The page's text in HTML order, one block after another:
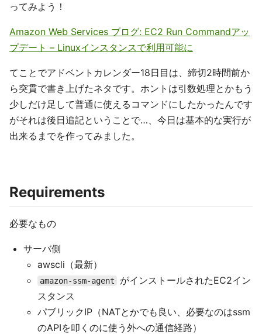
ってみよう！
Amazon Web Services ブログ: EC2 Run Commandアッ
プデート – Linuxインスタンスで利用可能に
てことでアドベントカレンダー18日目は、締切2時間前か
ら突貫で書き上げたネタです。ホントは引数処理とかもう
少しだけ足して普通に使えるコマンドにしたかったんです
がそれは後日追記ということで…、今日は基本的な実行が
出来るまでを作ってみました。
Requirements
必要なもの
サーバ側
awscli（最新）
amazon-ssm-agent
がインストールされたEC2イン
スタンス
パブリックIP（NATとかでも良い、必要なのはssm
のAPIを叩くのに使う外への通信経路）